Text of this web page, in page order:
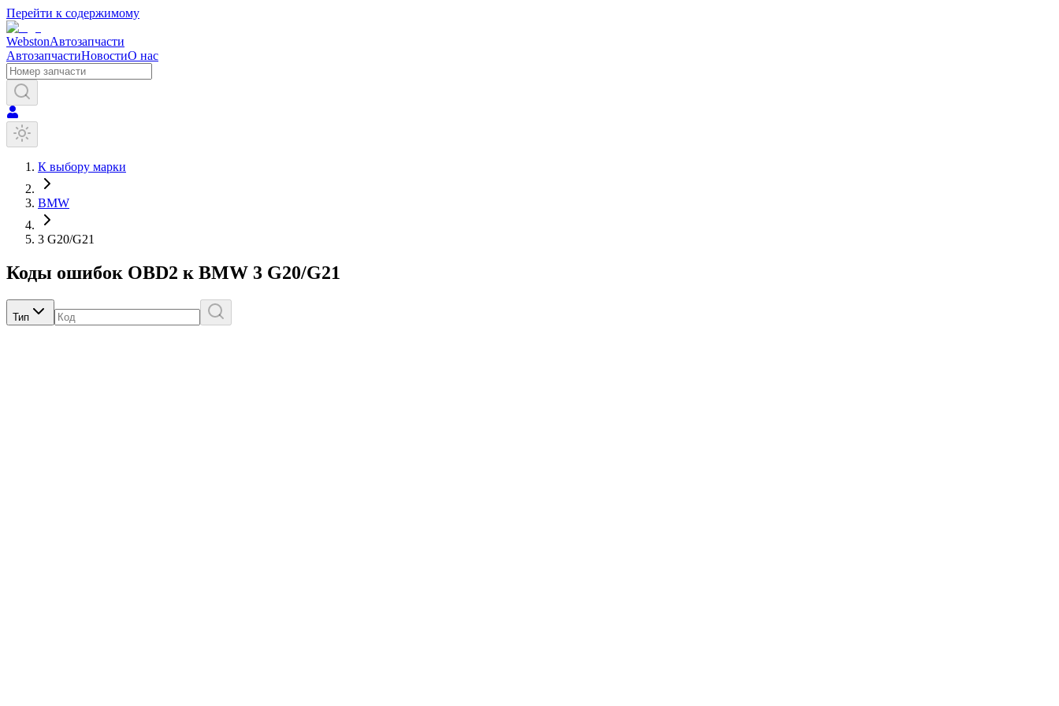
Перейти к содержимому
WebstonАвтозапчасти
АвтозапчастиНовостиО нас
К выбору марки
BMW
3 G20/G21
Коды ошибок OBD2 к BMW 3 G20/G21
Тип